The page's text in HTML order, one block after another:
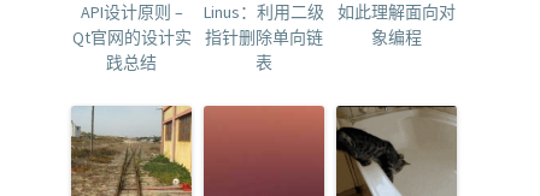
API设计原则 –
Qt官网的设计实
践总结
Linus：利用二级
指针删除单向链
表
如此理解面向对
象编程